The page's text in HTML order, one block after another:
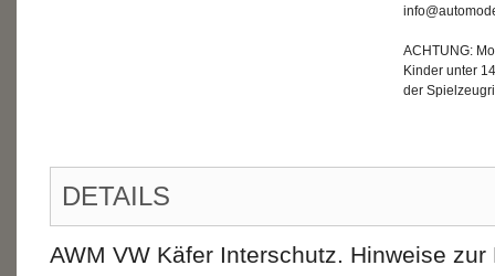
ACHTUNG:
Kinder unter
der
DETAILS
AWM VW Käfer Interschutz. Hinweise zur